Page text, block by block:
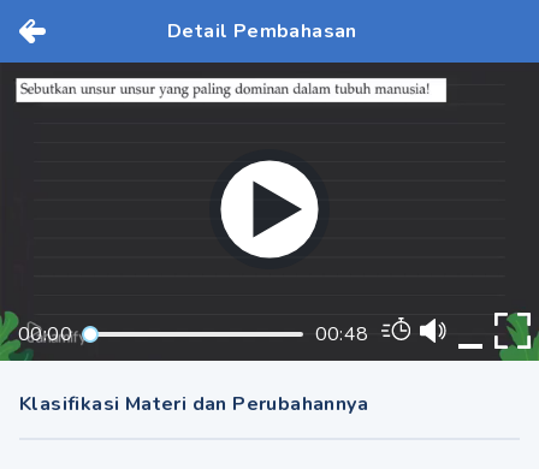
Detail Pembahasan
00:00 00:48
Klasifikasi Materi dan Perubahannya